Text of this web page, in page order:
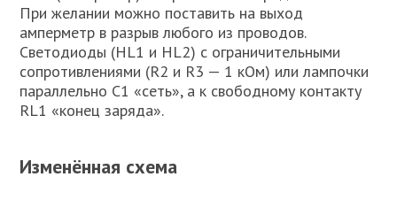
При желании можно поставить на выход
амперметр в разрыв любого из проводов.
Светодиоды (HL1 и HL2) с ограничительными
сопротивлениями (R2 и R3 — 1 кОм) или лампочки
параллельно С1 «сеть», а к свободному контакту
RL1 «конец заряда».
Изменённая схема